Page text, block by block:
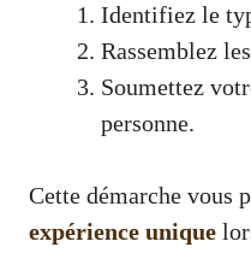
Identifiez le
Rassemblez
Soumettez
personne.
Cette démarche vous
expérience unique